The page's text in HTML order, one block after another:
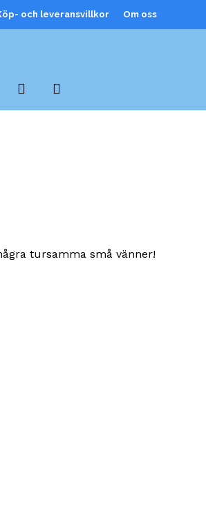
och leveransvillkor Om oss
search
Close
tursamma små vänner!